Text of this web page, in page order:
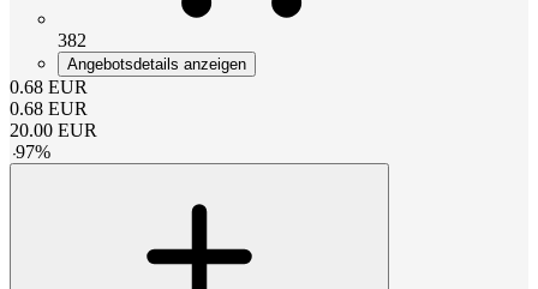
382
Angebotsdetails anzeigen
0.68 EUR
0.68 EUR
20.00 EUR
-97%